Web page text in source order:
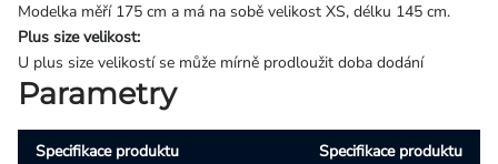
Modelka měří 175 cm a má na sobě velikost XS, délku 145 cm.
Plus size velikost:
U plus size velikostí se může mírně prodloužit doba dodání
Parametry
Specifikace produktu Specifikace produktu